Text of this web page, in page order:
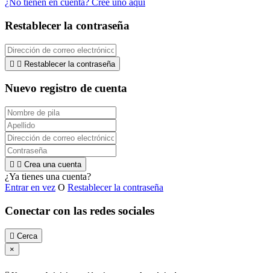
¿No tienen en cuenta? Cree uno aquí
Restablecer la contraseña
  Restablecer la contraseña
Nuevo registro de cuenta
  Crea una cuenta
¿Ya tienes una cuenta?
Entrar en vez O Restablecer la contraseña
Conectar con las redes sociales
 Cerca
×